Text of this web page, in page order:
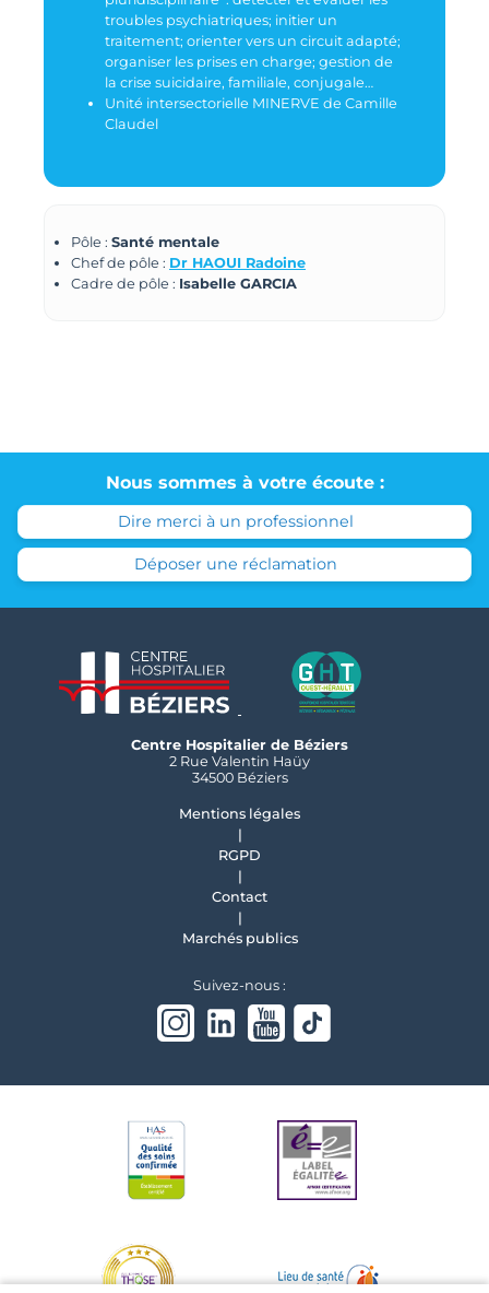
troubles psychiatriques; initier un
traitement; orienter vers un circuit adapté;
organiser les prises en charge; gestion de
la crise suicidaire, familiale, conjugale…
Unité intersectorielle MINERVE de Camille
Claudel
Pôle : Santé mentale
Chef de pôle : Dr HAOUI Radoine
Cadre de pôle : Isabelle GARCIA
Nous sommes à votre écoute :
Dire merci à un professionnel
Déposer une réclamation
Centre Hospitalier de Béziers
2 Rue Valentin Haüy
34500 Béziers
Mentions légales
RGPD
Contact
Marchés publics
Suivez-nous :
Instagram
linkedin
Youtube
Tiktok